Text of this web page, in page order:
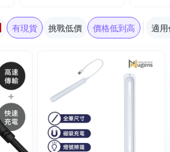
有現貨 挑戰低價 價格低到高 適